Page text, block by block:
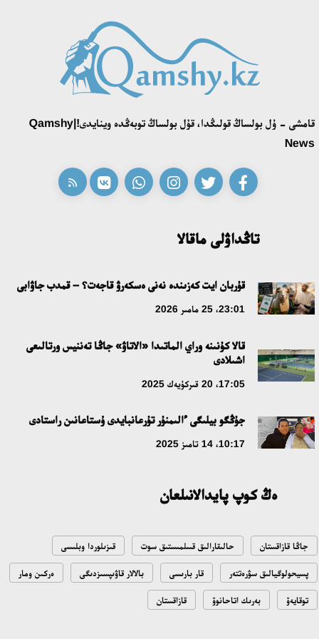
قونايەۆ قالاسىنىڭ اكىمى «سلاۆيان بازارى» بايقاۋىنىڭ جەڭىمپازى
اقەركە امالياتتى قابىلدادى
قازاق تىلىندەگى «قۇت» كونسەپتىسىنىڭ لينگۆومادەني سيپاتى
مە؟
18:16، 20 شىلدە 2026
ۇلتتىق ءارحيۆتىڭ اشىلعانىنا 20 جىل: نەگىزگى جەتىستىكتەرى مەن
دامۋ باعىتى
مەملەكەت باسشىسى كوبەيتۇز كولىنىڭ جاي-كۇيىنە نازار اۋداردى
التىن وردا تاريحىن وقىتۋدىڭ يننوۆاسيالىق تاسىلدەرى ەنگىزىلەدى
قازاقستان ۇقك: ۋاقىت سىن-قاتەرلەرى جانە ۇلتتىق مۇددەنى قورعاۋ
17:49، 13 شىلدە 2026
قامشى - ۇل بولساڭ قولىڭدا، قۇل بولساڭ توبەڭدە وينايدى!|Qamshy
News
تاڭداۋلى ماقالا
قۇربان ايت كەزىندە نەنى ەسكەرۋ قاجەت؟ – قمدب جاۋابى
23:01، 25 مامىر 2026
قالا كۇنىنە وراي الماتىدا «الاتاۋ» جاڭا تەننيس ورتالىعى
اشىلادى
17:05، 20 قىركۇيەك 2025
جۇڭگو بيلىگى ءالىمنۇر تۇرعانبايدى ۇستاعانىن راستادى
10:17، 14 تامىز 2025
ەڭ كوپ پايدالانىلعان
جاڭا قازاقستان حالىقارالىق قىىلمىستىق سوت قىزىلوردا وبلىسى
پسيحولوگيالىق سۋرەتتەر قار بارىسى بالالار قاۋىپسىزدىگى ەركىن ومار
توقايەۆ بەرىك اتاحانوۆ قازاقستان